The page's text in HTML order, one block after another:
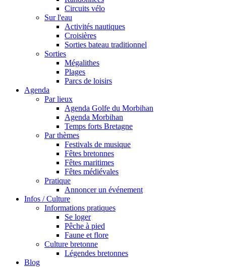
Circuits vélo
Sur l'eau
Activités nautiques
Croisières
Sorties bateau traditionnel
Sorties
Mégalithes
Plages
Parcs de loisirs
Agenda
Par lieux
Agenda Golfe du Morbihan
Agenda Morbihan
Temps forts Bretagne
Par thèmes
Festivals de musique
Fêtes bretonnes
Fêtes maritimes
Fêtes médiévales
Pratique
Annoncer un événement
Infos / Culture
Informations pratiques
Se loger
Pêche à pied
Faune et flore
Culture bretonne
Légendes bretonnes
Blog